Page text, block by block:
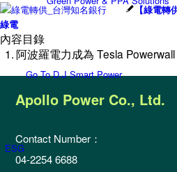
Go To D.J Smart Power
ESG
【綠電
綠電
內容目錄
阿波羅電力成為 Tesla
Apollo Power Co., Ltd.
Contact Number：
04-2254 6688